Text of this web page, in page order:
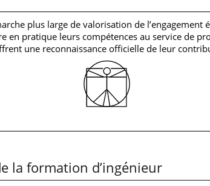
plus large de valorisation de
en pratique leurs compétences au service de
une reconnaissance officielle de leur
la formation d’ingénieur